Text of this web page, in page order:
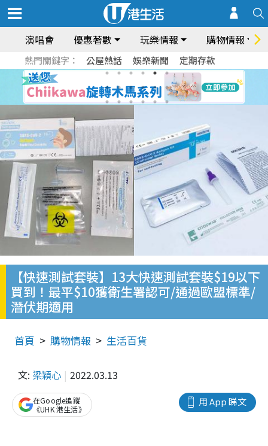
演唱會 優惠著數 玩樂情報 購物情報
熱門關鍵字： 公屋熱話 娛樂新聞 定期存款
【快速測試套裝】13大快速測試套裝$19以下
買到！最平$10獲衛生署認可/通過歐盟標準/
潛伏期適用
首頁 購物情報 生活百貨
文: 梁穎心 2022.03.13
用 App 睇文
在Google追蹤
《UHK 港生活》